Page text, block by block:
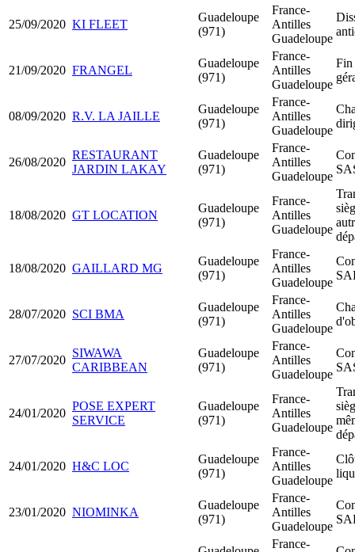
25/09/2020 KI FLEET
Guadeloupe
(971)
France-
Antilles
Guadeloupe
21/09/2020 FRANGEL
Guadeloupe
(971)
France-
Antilles
Guadeloupe
Fin
08/09/2020 R.V. LA JAILLE
Guadeloupe
(971)
France-
Antilles
Guadeloupe
26/08/2020
RESTAURANT
JARDIN LAKAY
Guadeloupe
(971)
France-
Antilles
Guadeloupe
18/08/2020 GT LOCATION
Guadeloupe
(971)
France-
Antilles
Guadeloupe
18/08/2020 GAILLARD MG
Guadeloupe
(971)
France-
Antilles
Guadeloupe
28/07/2020 SCI BMA
Guadeloupe
(971)
France-
Antilles
Guadeloupe
27/07/2020
SIWAWA
CARIBBEAN
Guadeloupe
(971)
France-
Antilles
Guadeloupe
24/01/2020
POSE EXPERT
SERVICE
Guadeloupe
(971)
France-
Antilles
Guadeloupe
24/01/2020 H&C LOC
Guadeloupe
(971)
France-
Antilles
Guadeloupe
23/01/2020 NIOMINKA
Guadeloupe
(971)
France-
Antilles
Guadeloupe
France-